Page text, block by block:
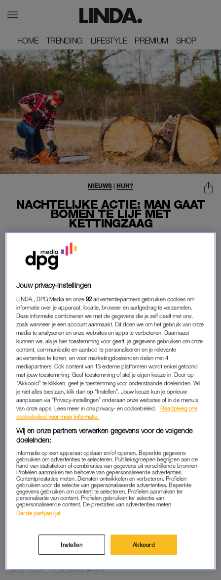
HOME
HOME TRENDING
TRENDING LIFESTYLE
LIFESTYLE PREMIUM
PREMIUM SHOP
SHOP
NACHTELIJKE ACTIE: MAN GAAT
BOMEN TE LIJF MET
KETTINGZAAG
NIEUWS | HUH?
15-11-2020 | BELINDA JANSSEN
Je hébt van die mensen die zó hard snurken, dat het lijkt
of ze ’s nachts een heel bos omzagen. Deze man deed
dat nogal letterlijk en werd op heterdaad betrapt.
De politie heeft zondagochtend vroeg namelijk een 45-jarige
man opgepakt in Purmerend die daar bomen aan het
omzagen was. Ja, je leest het goed.
BOMEN OMZAGEN
Een vrouw werd rond 05.00 uur wakker van zaaggeluiden aan
de Gebroeders Conijnstraat. Met haar hond ging ze naar
buiten en zag daar een man die net met een kapzaag een
boom had omgezaagd. Hij had ook nog een kettingzaag bij
zich.
De vrouw belde de politie, die de man oppakte en in de cel
zette. De eigenaar van de grond wordt benaderd of hij aangifte
wil doen van vernieling van de boom. Wat de man tot zijn
bijzondere nachtelijke actie dreef, is niet bekendgemaakt.
Lees ook:
Nederland heeft er 1,6 miljoen nieuwe bomen bij en dat
BRONANPFOTOUNSPLASH
Jouw privacy-instellingen
LINDA., DPG Media en onze92 advertentiepartners gebruiken cookies om
informatie over je apparaat, locatie, browser en surfgedrag te verzamelen.
Deze informatie combineren we met de gegevens die je zelf deelt met ons,
zoals wanneer je een account aanmaakt. Dit doen we om het gebruik van onze
media te analyseren en onze websites en apps te verbeteren. Daarnaast
kunnen we, als je hier toestemming voor geeft, je gegevens gebruiken om onze
content, communicatie en aanbod te personaliseren en je relevante
advertenties te tonen, en voor marketingdoeleinden delen met 4
mediapartners. Ook content van 13 externe platformen wordt enkel getoond
met jouw toestemming. Geef toestemming of stel je eigen keuze in. Door op
"Akkoord" te klikken, geef je toestemming voor onderstaande doeleinden. Wil
je niet alles toestaan, klik dan op “Instellen”. Jouw keuze kun je opnieuw
aanpassen via “Privacy-instellingen” onderaan onze websites of in de menu’s
van onze apps. Lees meer in ons privacy- en cookiebeleid.
Raadpleeg ons
cookiebeleid voor meer informatie.
Wij en onze partners verwerken gegevens voor de volgende
doeleinden:
Informatie op een apparaat opslaan en/of openen. Beperkte gegevens
gebruiken om advertenties te selecteren. Publieksgroepen begrijpen aan de
hand van statistieken of combinaties van gegevens uit verschillende bronnen.
Profielen aanmaken ten behoeve van gepersonaliseerde advertenties.
Contentprestaties meten. Diensten ontwikkelen en verbeteren. Profielen
gebruiken voor de selectie van gepersonaliseerde advertenties. Beperkte
gegevens gebruiken om content te selecteren. Profielen aanmaken ter
personalisatie van content. Profielen gebruiken ter selectie van
gepersonaliseerde content. De prestaties van advertenties meten.
Derde partijen lijst
Instellen Akkoord